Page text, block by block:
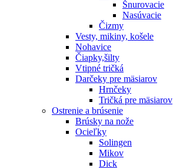
Šnurovacie
Nasúvacie
Čizmy
Vesty, mikiny, košele
Nohavice
Čiapky,šilty
Vtipné tričká
Darčeky pre mäsiarov
Hrnčeky
Tričká pre mäsiarov
Ostrenie a brúsenie
Brúsky na nože
Ocieľky
Solingen
Mikov
Dick